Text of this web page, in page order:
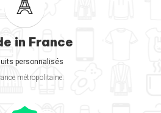
in France
personnalisés
métropolitaine.